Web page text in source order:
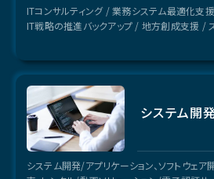
ITコンサルティング / 業務システム最適化支
IT戦略の推進バックアップ / 地方創成支援 /
システム開
システム開発/アプリケーション、ソフトウェ